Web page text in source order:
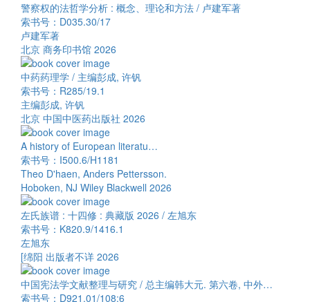
警察权的法哲学分析 : 概念、理论和方法 / 卢建军著
索书号：D035.30/17
卢建军著
北京 商务印书馆 2026
中药药理学 / 主编彭成, 许钒
索书号：R285/19.1
主编彭成, 许钒
北京 中国中医药出版社 2026
A history of European literatu…
索书号：I500.6/H1181
Theo D'haen, Anders Pettersson.
Hoboken, NJ Wiley Blackwell 2026
左氏族谱 : 十四修 : 典藏版 2026 / 左旭东
索书号：K820.9/1416.1
左旭东
[绵阳 出版者不详 2026
中国宪法学文献整理与研究 / 总主编韩大元. 第六卷, 中外…
索书号：D921.01/108:6